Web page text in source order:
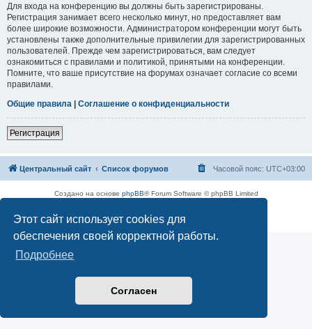
Этот сайт использует cookies для
обеспечения своей корректной работы.
Подробнее
Согласен
Для входа на конференцию вы должны быть зарегистрированы.
Регистрация занимает всего несколько минут, но предоставляет вам
более широкие возможности. Администратором конференции могут быть
установлены также дополнительные привилегии для зарегистрированных
пользователей. Прежде чем зарегистрироваться, вам следует
ознакомиться с правилами и политикой, принятыми на конференции.
Помните, что ваше присутствие на форумах означает согласие со всеми
правилами.
Общие правила | Соглашение о конфиденциальности
Регистрация
Центральный сайт Список форумов Часовой пояс: UTC+03:00
Создано на основе phpBB® Forum Software © phpBB Limited
Конфиденциальность|Правила